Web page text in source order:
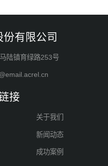
有限公司
陆镇育绿路253号
接
关于我们
新闻动态
成功案例